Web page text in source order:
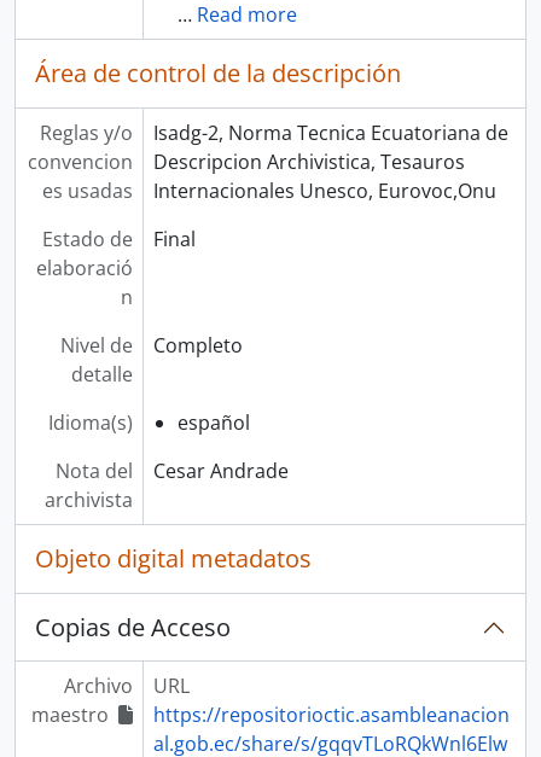
… Read more
Área de control de la descripción
Reglas y/o
convencion
es usadas
Isadg-2, Norma Tecnica Ecuatoriana de
Descripcion Archivistica, Tesauros
Internacionales Unesco, Eurovoc,Onu
Estado de
elaboració
n
Final
Nivel de
detalle
Completo
Idioma(s)
español
Nota del
archivista
Cesar Andrade
Objeto digital metadatos
Copias de Acceso
Archivo
maestro
URL
https://repositorioctic.asambleanacion
al.gob.ec/share/s/gqqvTLoRQkWnl6Elw